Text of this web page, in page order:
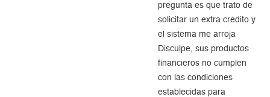
pregunta es que trato de
solicitar un extra credito y
el sistema me arroja
Disculpe, sus productos
financieros no cumplen
con las condiciones
establecidas para